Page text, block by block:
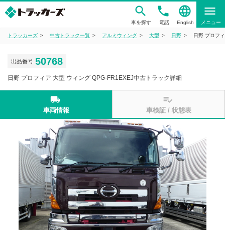
車を探す
phone
電話
language
English
menu
メニュー
トラッカーズ 中古トラック一覧 アルミウィング 大型 日野 日野 プロフ
出品番号 50768
日野 プロフィア 大型 ウィング QPG-FR1EXEJ中古トラック詳細
local_shipping
車両情報
playlist_add_check
車検証 / 状態表